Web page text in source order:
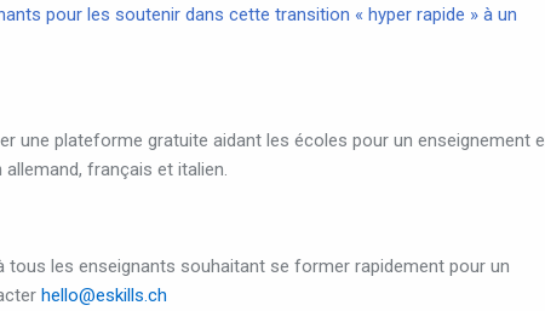
pour les soutenir dans cette transition « hyper rapide » à un
une plateforme gratuite aidant les écoles pour un enseignement
allemand, français et italien.
les enseignants souhaitant se former rapidement pour un
hello@eskills.ch